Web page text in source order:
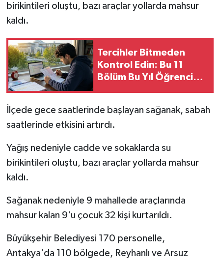
birikintileri oluştu, bazı araçlar yollarda mahsur
kaldı.
Tercihler Bitmeden
Kontrol Edin: Bu 11
Bölüm Bu Yıl Öğrenci
İlçede gece saatlerinde başlayan sağanak, sabah
saatlerinde etkisini artırdı.
Yağış nedeniyle cadde ve sokaklarda su
birikintileri oluştu, bazı araçlar yollarda mahsur
kaldı.
Sağanak nedeniyle 9 mahallede araçlarında
mahsur kalan 9'u çocuk 32 kişi kurtarıldı.
Büyükşehir Belediyesi 170 personelle,
Antakya'da 110 bölgede, Reyhanlı ve Arsuz